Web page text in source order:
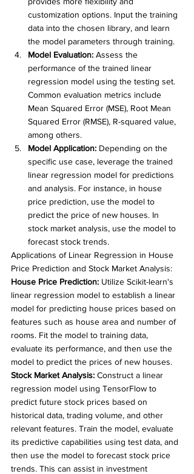
customization options. Input the training
data into the chosen library, and learn
the model parameters through training.
Model Evaluation: Assess the
performance of the trained linear
regression model using the testing set.
Common evaluation metrics include
Mean Squared Error (MSE), Root Mean
Squared Error (RMSE), R-squared value,
among others.
Model Application: Depending on the
specific use case, leverage the trained
linear regression model for predictions
and analysis. For instance, in house
price prediction, use the model to
predict the price of new houses. In
stock market analysis, use the model to
forecast stock trends.
Applications of Linear Regression in House
Price Prediction and Stock Market Analysis:
House Price Prediction: Utilize Scikit-learn's
linear regression model to establish a linear
model for predicting house prices based on
features such as house area and number of
rooms. Fit the model to training data,
evaluate its performance, and then use the
model to predict the prices of new houses.
Stock Market Analysis: Construct a linear
regression model using TensorFlow to
predict future stock prices based on
historical data, trading volume, and other
relevant features. Train the model, evaluate
its predictive capabilities using test data, and
then use the model to forecast stock price
trends. This can assist in investment